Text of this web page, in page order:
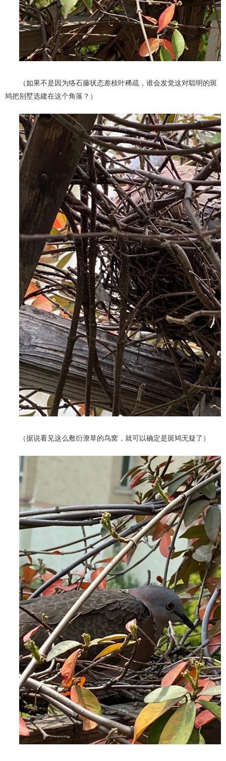
（如果不是因为络石藤状态差枝叶稀疏，谁会发觉这对聪明的斑
鸠把别墅选建在这个角落？）
（据说看见这么敷衍潦草的鸟窝，就可以确定是斑鸠无疑了）